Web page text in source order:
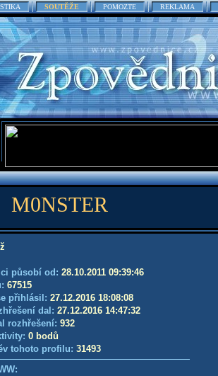
SOUTĚŽE POMOZTE REKLAMA
M0NSTER
působí od: 28.10.2011 09:39:46
67515
přihlásil: 27.12.2016 18:08:08
dal: 27.12.2016 14:47:32
rozhřešení: 932
0 bodů
tohoto profilu: 31493